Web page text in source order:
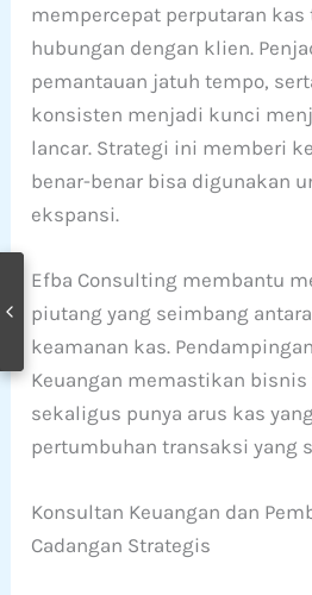
mempercepat perputaran kas
hubungan dengan klien.
pemantauan jatuh tempo,
konsisten menjadi kunci
lancar. Strategi ini memberi
benar-benar bisa digunakan
ekspansi.
Efba Consulting membantu
piutang yang seimbang
keamanan kas.
Keuangan memastikan
sekaligus punya arus kas
pertumbuhan transaksi yang
Konsultan Keuangan dan
Cadangan Strategis